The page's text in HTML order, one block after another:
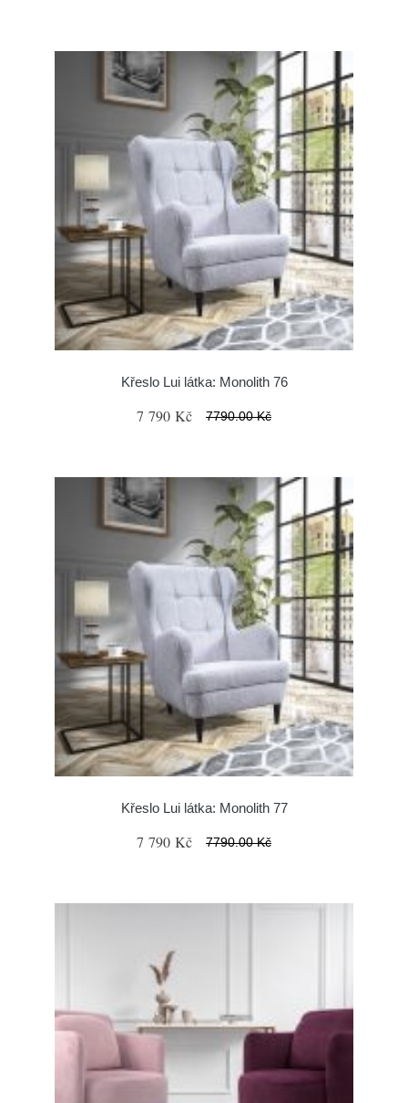
Křeslo Lui látka: Monolith 76
7 790 Kč 7790.00 Kč
Křeslo Lui látka: Monolith 77
7 790 Kč 7790.00 Kč